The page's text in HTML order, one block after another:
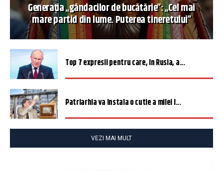
Generația „gândacilor de bucătărie”: „Cel mai
mare partid din lume. Puterea tineretului”
Top 7 expresii pentru care, în Rusia, a...
Patriarhia va instala o cutie a milei î...
VEZI MAI MULT